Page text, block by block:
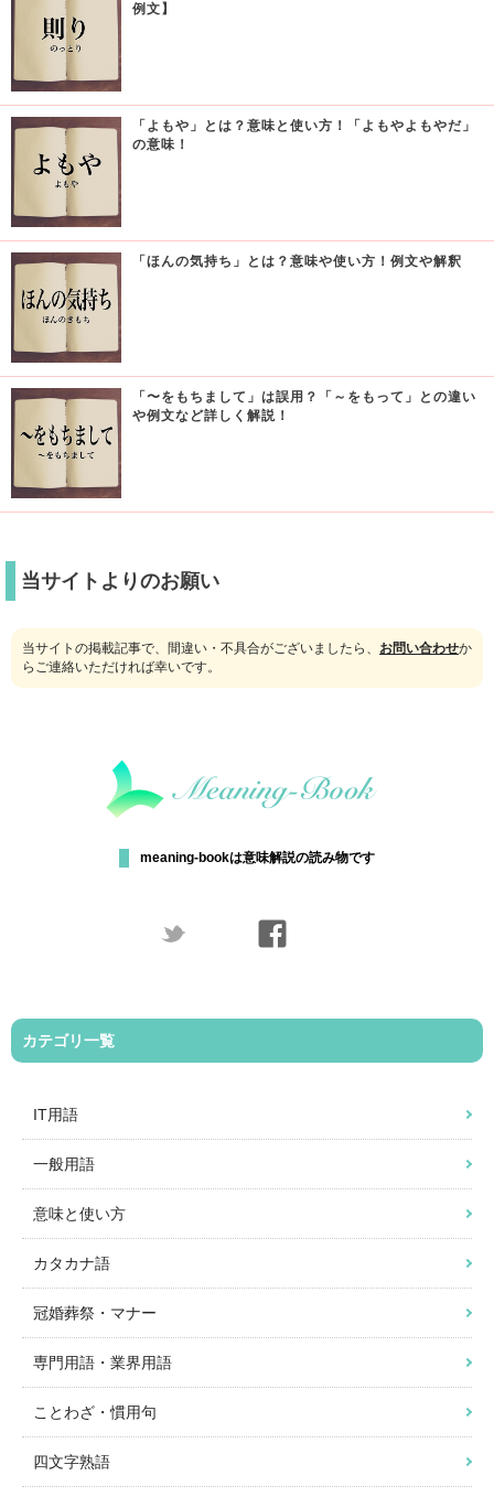
例文】
「よもや」とは？意味と使い方！「よもやよもやだ」
の意味！
「ほんの気持ち」とは？意味や使い方！例文や解釈
「〜をもちまして」は誤用？「～をもって」との違い
や例文など詳しく解説！
当サイトよりのお願い
当サイトの掲載記事で、間違い・不具合がございましたら、 お問い合わせか
らご連絡いただければ幸いです。
meaning-bookは意味解説の読み物です
カテゴリ一覧
IT用語
一般用語
意味と使い方
カタカナ語
冠婚葬祭・マナー
専門用語・業界用語
ことわざ・慣用句
四文字熟語